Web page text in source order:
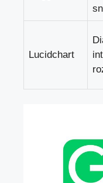
Lucidchart